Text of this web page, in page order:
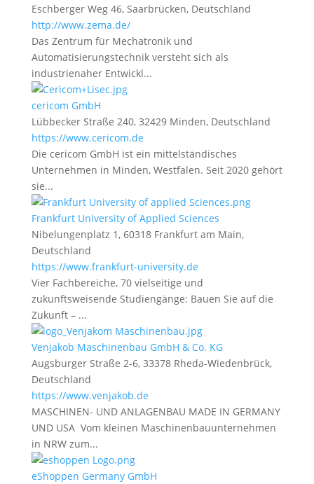
Eschberger Weg 46, Saarbrücken, Deutschland
http://www.zema.de/
Das Zentrum für Mechatronik und
Automatisierungstechnik versteht sich als
industrienaher Entwickl...
cericom GmbH
Lübbecker Straße 240, 32429 Minden, Deutschland
https://www.cericom.de
Die cericom GmbH ist ein mittelständisches
Unternehmen in Minden, Westfalen. Seit 2020 gehört
sie...
Frankfurt University of Applied Sciences
Nibelungenplatz 1, 60318 Frankfurt am Main,
Deutschland
https://www.frankfurt-university.de
Vier Fachbereiche, 70 vielseitige und
zukunftsweisende Studiengänge: Bauen Sie auf die
Zukunft – ...
Venjakob Maschinenbau GmbH & Co. KG
Augsburger Straße 2-6, 33378 Rheda-Wiedenbrück,
Deutschland
https://www.venjakob.de
MASCHINEN- UND ANLAGENBAU MADE IN GERMANY
UND USA Vom kleinen Maschinenbauunternehmen
in NRW zum...
eShoppen Germany GmbH